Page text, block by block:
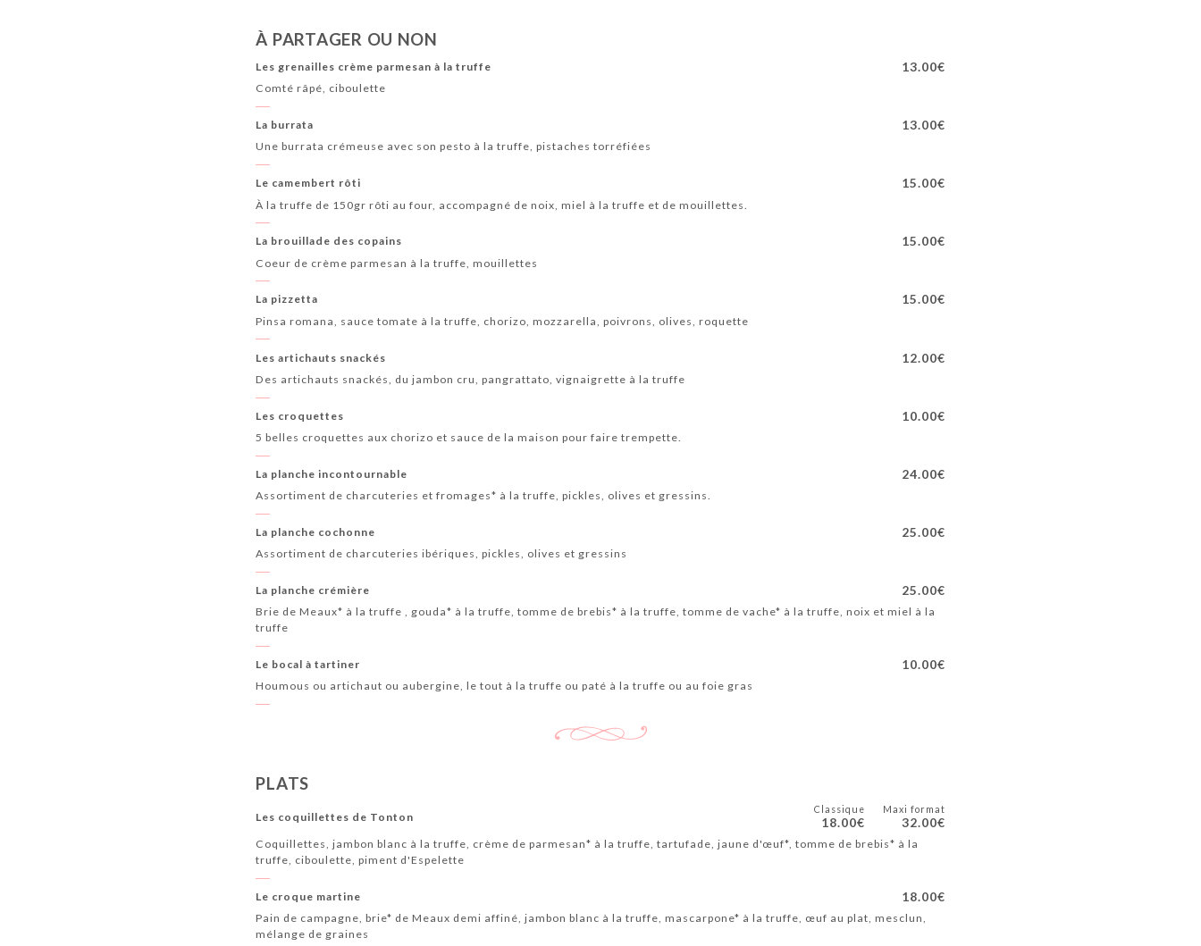
À PARTAGER OU NON
Les grenailles crème parmesan à la truffe 13.00€
Comté râpé, ciboulette
La burrata 13.00€
Une burrata crémeuse avec son pesto à la truffe, pistaches torréfiées
Le camembert rôti 15.00€
À la truffe de 150gr rôti au four, accompagné de noix, miel à la truffe et de mouillettes.
La brouillade des copains 15.00€
Coeur de crème parmesan à la truffe, mouillettes
La pizzetta 15.00€
Pinsa romana, sauce tomate à la truffe, chorizo, mozzarella, poivrons, olives, roquette
Les artichauts snackés 12.00€
Des artichauts snackés, du jambon cru, pangrattato, vignaigrette à la truffe
Les croquettes 10.00€
5 belles croquettes aux chorizo et sauce de la maison pour faire trempette.
La planche incontournable 24.00€
Assortiment de charcuteries et fromages* à la truffe, pickles, olives et gressins.
La planche cochonne 25.00€
Assortiment de charcuteries ibériques, pickles, olives et gressins
La planche crémière 25.00€
Brie de Meaux* à la truffe , gouda* à la truffe, tomme de brebis* à la truffe, tomme de vache* à la truffe, noix et miel à la
truffe
Le bocal à tartiner 10.00€
Houmous ou artichaut ou aubergine, le tout à la truffe ou paté à la truffe ou au foie gras
PLATS
Les coquillettes de Tonton
Classique
18.00€
Maxi format
32.00€
Coquillettes, jambon blanc à la truffe, crème de parmesan* à la truffe, tartufade, jaune d'œuf*, tomme de brebis* à la
truffe, ciboulette, piment d'Espelette
Le croque martine 18.00€
Pain de campagne, brie* de Meaux demi affiné, jambon blanc à la truffe, mascarpone* à la truffe, œuf au plat, mesclun,
mélange de graines